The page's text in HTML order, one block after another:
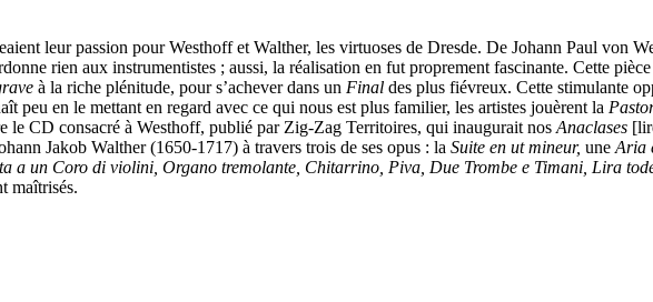
leur passion pour Westhoff et Walther, les virtuoses de Dresde. De Johann Paul von
rien aux instrumentistes ; aussi, la réalisation en fut proprement fascinante. Cette
à la riche plénitude, pour s’achever dans un Final des plus fiévreux. Cette stimulante
peu en le mettant en regard avec ce qui nous est plus familier, les artistes jouèrent la
le CD consacré à Westhoff, publié par Zig-Zag Territoires, qui inaugurait nos Anaclases
Jakob Walther (1650-1717) à travers trois de ses opus : la Suite en ut mineur, une Aria
a un Coro di violini, Organo tremolante, Chitarrino, Piva, Due Trombe e Timani, Lira
maîtrisés.